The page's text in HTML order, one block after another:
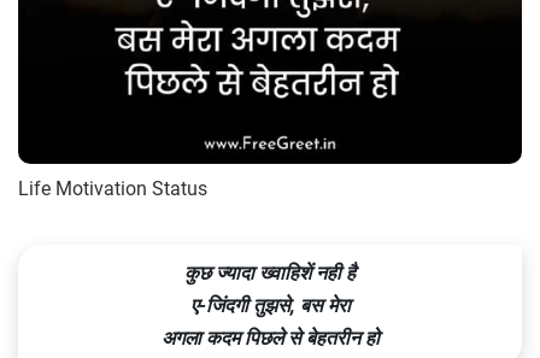
Life Motivation Status
कुछ ज्यादा ख्वाहिशें नही है
ए-जिंदगी तुझसे, बस मेरा
अगला कदम पिछले से बेहतरीन हो